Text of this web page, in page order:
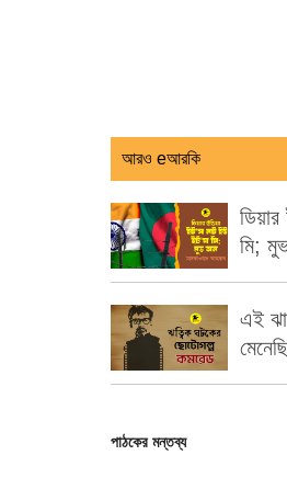
আরও eআরকি
মি;
এই
পাঠকের মন্তব্য